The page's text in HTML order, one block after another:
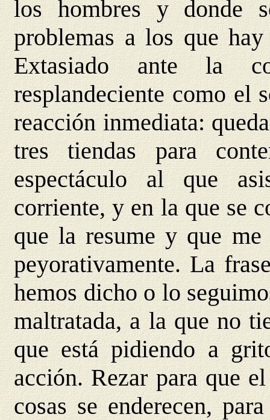
los hombres y donde
problemas a los que
Extasiado ante la
resplandeciente como el
reacción inmediata:
tres tiendas para
espectáculo al que
corriente, y en la que se
que la resume y que
peyorativamente. La
hemos dicho o lo
maltratada, a la que no
que está pidiendo a
acción. Rezar para que
cosas se enderecen,